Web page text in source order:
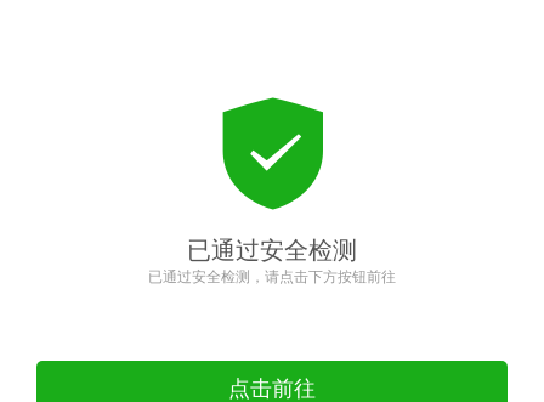
已通过安全检测
已通过安全检测，请点击下方按钮前往
点击前往